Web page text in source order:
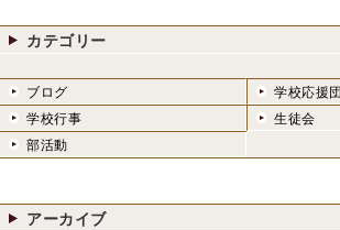
カテゴリー
ブログ
学校応援団
学校行事
生徒会
部活動
アーカイブ